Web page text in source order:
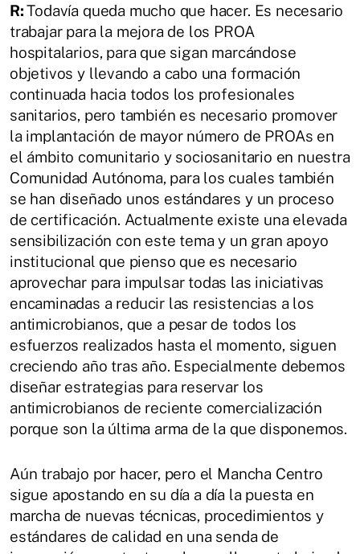
R:Todavía queda mucho que hacer. Es necesario
trabajar para la mejora de los PROA
hospitalarios, para que sigan marcándose
objetivos y llevando a cabo una formación
continuada hacia todos los profesionales
sanitarios, pero también es necesario promover
la implantación de mayor número de PROAs en
el ámbito comunitario y sociosanitario en nuestra
Comunidad Autónoma, para los cuales también
se han diseñado unos estándares y un proceso
de certificación. Actualmente existe una elevada
sensibilización con este tema y un gran apoyo
institucional que pienso que es necesario
aprovechar para impulsar todas las iniciativas
encaminadas a reducir las resistencias a los
antimicrobianos, que a pesar de todos los
esfuerzos realizados hasta el momento, siguen
creciendo año tras año. Especialmente debemos
diseñar estrategias para reservar los
antimicrobianos de reciente comercialización
porque son la última arma de la que disponemos.
Aún trabajo por hacer, pero el Mancha Centro
sigue apostando en su día a día la puesta en
marcha de nuevas técnicas, procedimientos y
estándares de calidad en una senda de